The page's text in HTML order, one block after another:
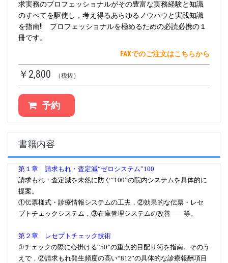
求実務のプロフェッショナルがその豊富な実務経験と知識
のすべてを駆使し，考え得るあらゆるノウハウと実践知識
を指南!! プロフェッショナルを極めるための必読必携の１
冊です。
FAXでのご注文はこちらから
￥2,800 （税抜）
予約
書籍内容
第１章 請求もれ・査定減“ゼロシステム”100
請求もれ・査定減を未然に防ぐ“100”の院内システムを具体的に
提案。
①伝票様式・診療情報システムの工夫，②効果的な伝票・レセ
プトチェックシステム，③在庫管理システムの改善――等。
第２章 レセプトチェック技術
①チェックの際に心掛ける“50”の重点的目配り術を指南。そのう
えで，②請求もれ発生頻度の高い“812”の具体的な診療報酬項目